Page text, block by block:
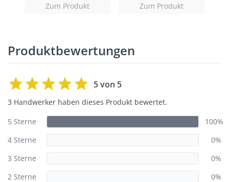
Zum Produkt
Zum Produkt
Produktbewertungen
5 von 5
3 Handwerker haben dieses Produkt bewertet.
5 Sterne
100%
4 Sterne
0%
3 Sterne
0%
2 Sterne
0%